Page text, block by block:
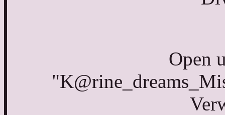
Open